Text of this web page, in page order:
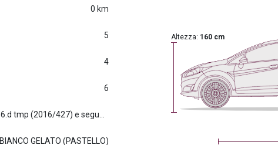
0 km
5
4
6
BIANCO GELATO (PASTELLO)
Altezza: 160 cm